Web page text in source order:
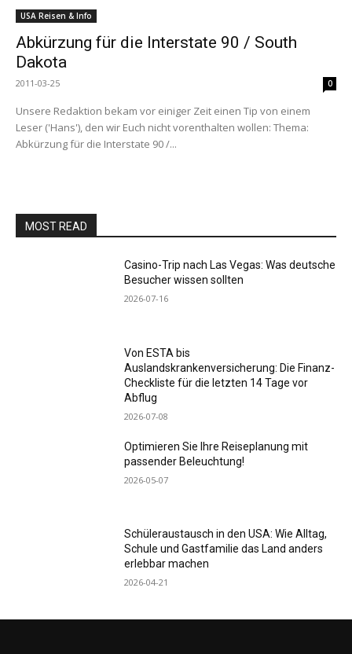
USA Reisen & Info
Abkürzung für die Interstate 90 / South
Dakota
2011-03-25 0
Unsere Redaktion bekam vor einiger Zeit einen Tip von einem
Leser ('Hans'), den wir Euch nicht vorenthalten wollen: Thema:
Abkürzung für die Interstate 90 /...
MOST READ
Casino-Trip nach Las Vegas: Was deutsche
Besucher wissen sollten
2026-07-16
Von ESTA bis
Auslandskrankenversicherung: Die Finanz-
Checkliste für die letzten 14 Tage vor
Abflug
2026-07-08
Optimieren Sie Ihre Reiseplanung mit
passender Beleuchtung!
2026-05-07
Schüleraustausch in den USA: Wie Alltag,
Schule und Gastfamilie das Land anders
erlebbar machen
2026-04-21